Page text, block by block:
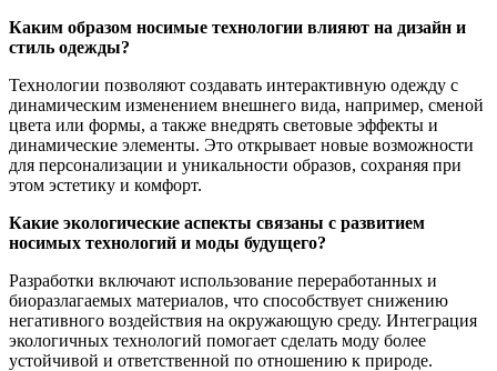
Каким образом носимые технологии влияют на дизайн и
стиль одежды?
Технологии позволяют создавать интерактивную одежду с
динамическим изменением внешнего вида, например, сменой
цвета или формы, а также внедрять световые эффекты и
динамические элементы. Это открывает новые возможности
для персонализации и уникальности образов, сохраняя при
этом эстетику и комфорт.
Какие экологические аспекты связаны с развитием
носимых технологий и моды будущего?
Разработки включают использование переработанных и
биоразлагаемых материалов, что способствует снижению
негативного воздействия на окружающую среду. Интеграция
экологичных технологий помогает сделать моду более
устойчивой и ответственной по отношению к природе.